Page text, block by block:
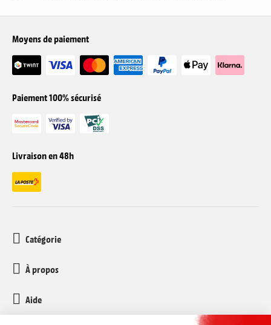
Moyens de paiement
Paiement 100% sécurisé
Livraison en 48h
Catégorie
À propos
Aide